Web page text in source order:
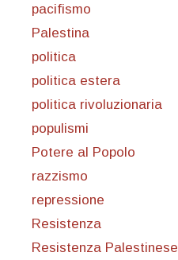
pacifismo
Palestina
politica
politica estera
politica rivoluzionaria
populismi
Potere al Popolo
razzismo
repressione
Resistenza
Resistenza Palestinese